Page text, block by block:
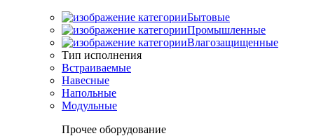
Бытовые
Промышленные
Влагозащищенные
Тип исполнения
Встраиваемые
Навесные
Напольные
Модульные
Прочее оборудование